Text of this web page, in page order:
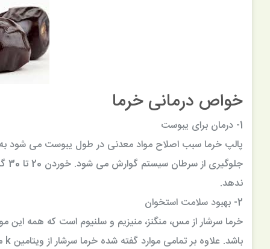
خواص درمانی خرما
1- درمان برای یبوست
پالپ خرما سبب اصلاح مواد معدنی در طول یبوست می شود
ندهد.
2- بهبود سلامت استخوان
خرما سرشار از مس، منگنز، منیزیم و سلنیوم است که همه
باشد. علاوه بر تمامی موارد گفته شده خرما سرشار از ویتامین k می باشد که این ویتامین به انعقاد خون و سوخت و ساز بدن فرد کمک می کند.